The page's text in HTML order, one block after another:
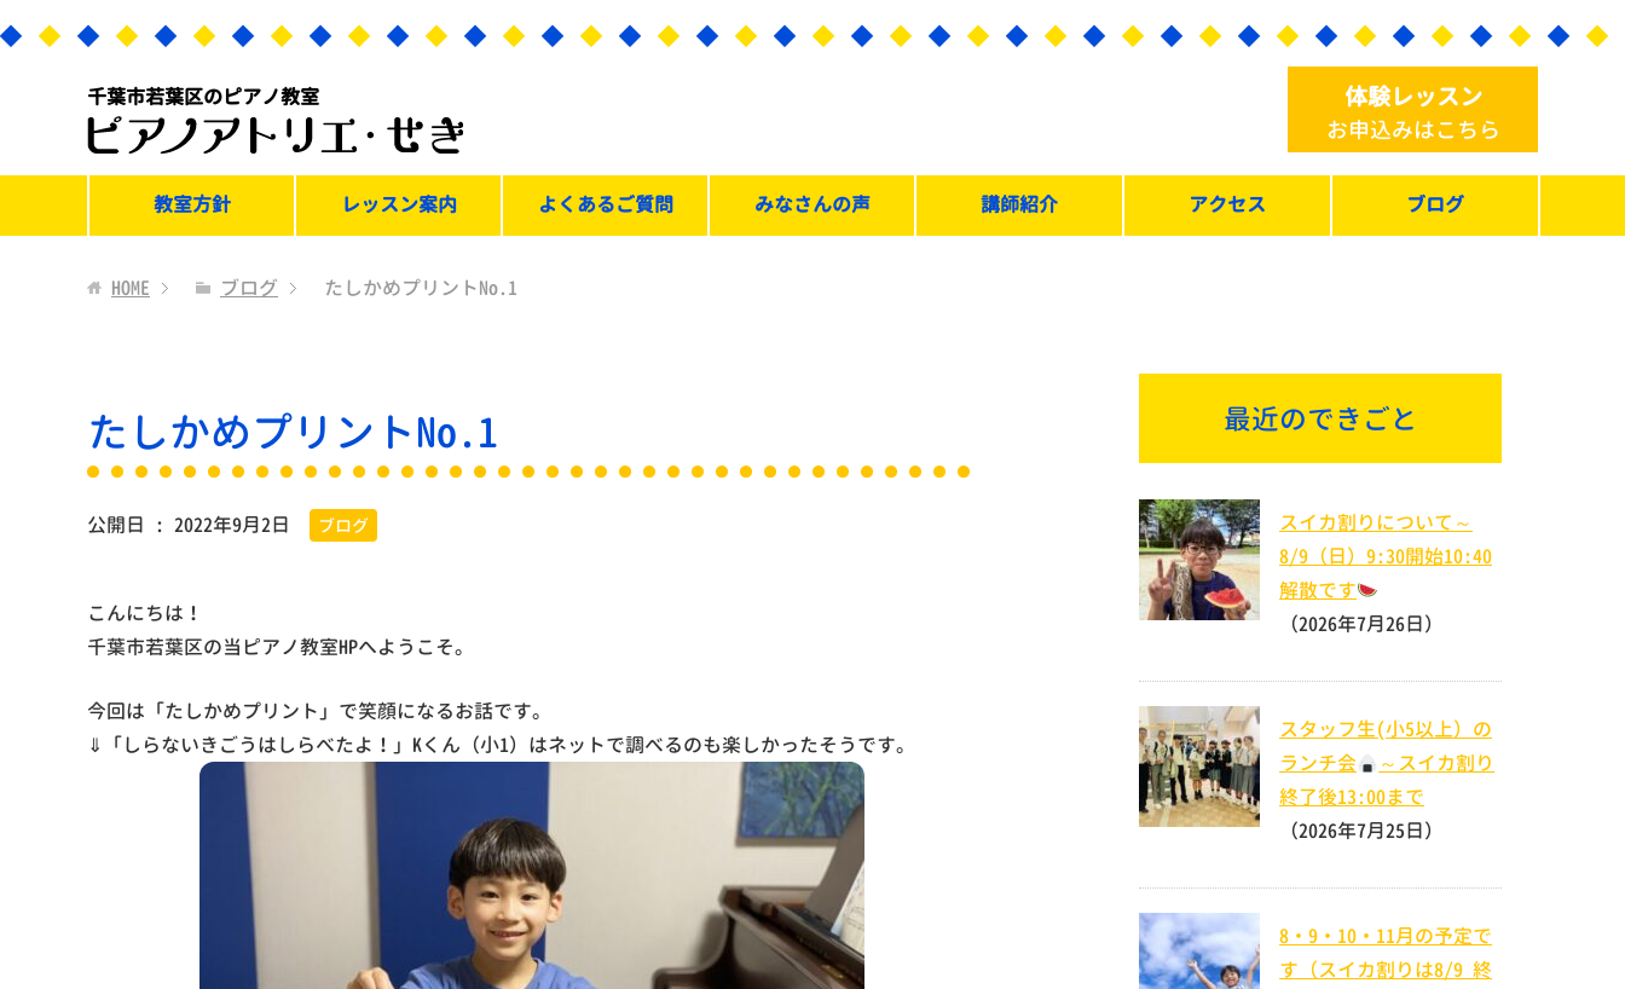
千葉市若葉区のピアノ教室 体験レッスン
お申込みはこちら
教室方針 レッスン案内 よくあるご質問 みなさんの声 講師紹介 アクセス ブログ
HOME ブログ たしかめプリントNo.1
たしかめプリントNo.1
公開日 : 2022年9月2日 ブログ
こんにちは！
千葉市若葉区の当ピアノ教室HPへようこそ。
今回は「たしかめプリント」で笑顔になるお話です。
⇓「しらないきごうはしらべたよ！」Kくん（小1）はネットで調べるのも楽しかったそうです。
最近のできごと
スイカ割りについて～
8/9（日）9:30開始10:40
解散です
（2026年7月26日）
スタッフ生(小5以上）の
ランチ会
～スイカ割り
終了後13:00まで
（2026年7月25日）
8・9・10・11月の予定で
す（スイカ割りは8/9 終